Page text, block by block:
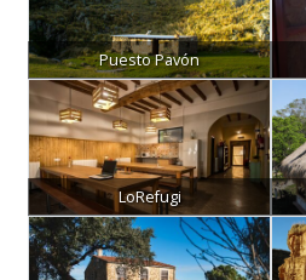
Puesto Pavón
LoRefugi